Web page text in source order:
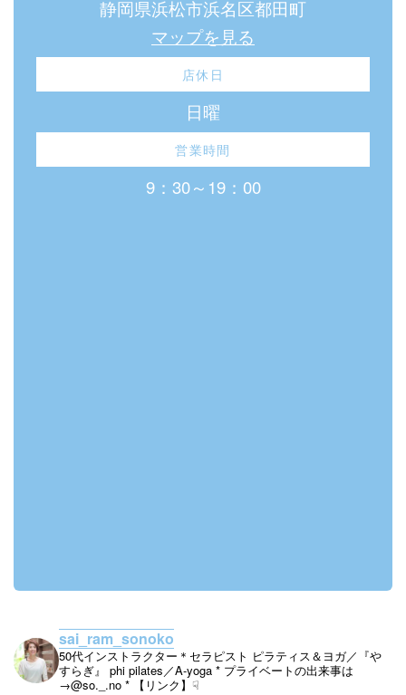
静岡県浜松市浜名区都田町
マップを見る
店休日
日曜
営業時間
9：30～19：00
sai_ram_sonoko
50代インストラクター＊セラピスト ピラティス＆ヨガ／『や
すらぎ』
phi pilates／A-yoga * プライベートの出来事は
→@so._.no * 【リンク】☟